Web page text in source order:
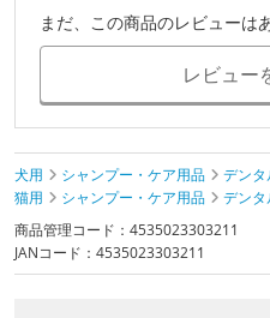
まだ、この商品のレビューは
レビュー
犬用 シャンプー・ケア用品
デンタ
猫用
シャンプー・ケア用品
デンタ
商品管理コード：4535023303211
JANコード：4535023303211